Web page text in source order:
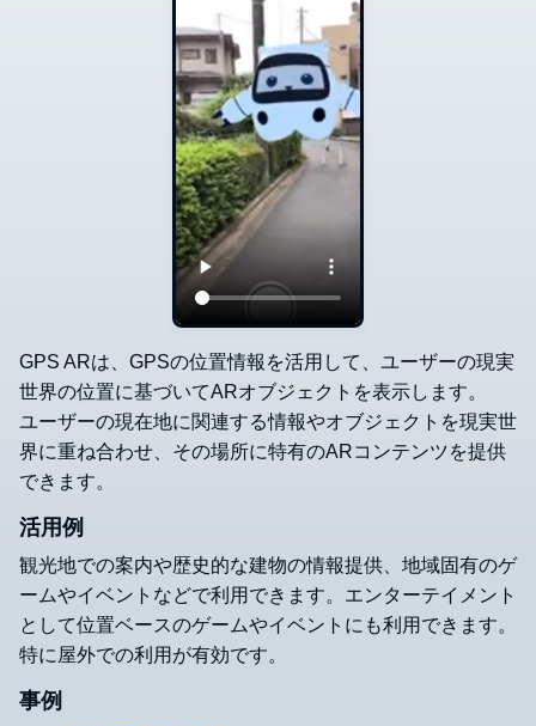
GPS ARは、GPSの位置情報を活用して、ユーザーの現実
世界の位置に基づいてARオブジェクトを表示します。
ユーザーの現在地に関連する情報やオブジェクトを現実世
界に重ね合わせ、その場所に特有のARコンテンツを提供
できます。
活用例
観光地での案内や歴史的な建物の情報提供、地域固有のゲ
ームやイベントなどで利用できます。エンターテイメント
として位置ベースのゲームやイベントにも利用できます。
特に屋外での利用が有効です。
事例